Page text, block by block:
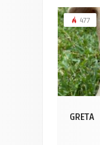
477
GRETA